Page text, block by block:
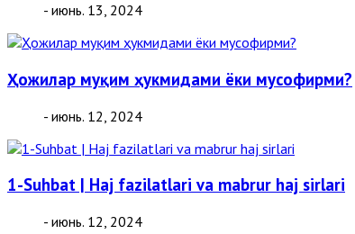
- июнь. 13, 2024
Ҳожилар муқим ҳукмидами ёки мусофирми?
- июнь. 12, 2024
1-Suhbat | Haj fazilatlari va mabrur haj sirlari
- июнь. 12, 2024